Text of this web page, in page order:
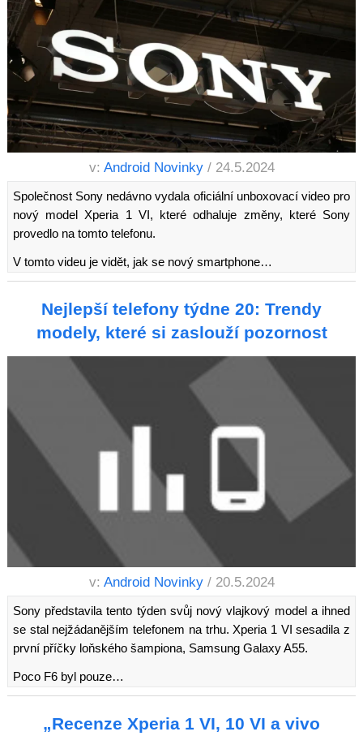
v: Android Novinky / 24.5.2024
Společnost Sony nedávno vydala oficiální unboxovací video pro
nový model Xperia 1 VI, které odhaluje změny, které Sony
provedlo na tomto telefonu.
V tomto videu je vidět, jak se nový smartphone…
Nejlepší telefony týdne 20: Trendy
modely, které si zaslouží pozornost
v: Android Novinky / 20.5.2024
Sony představila tento týden svůj nový vlajkový model a ihned
se stal nejžádanějším telefonem na trhu. Xperia 1 VI sesadila z
první příčky loňského šampiona, Samsung Galaxy A55.
Poco F6 byl pouze…
„Recenze Xperia 1 VI, 10 VI a vivo